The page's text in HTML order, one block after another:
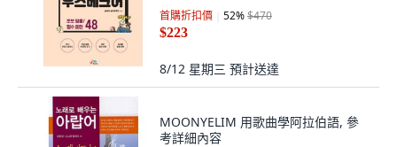
首購折扣價 52%$470
$223
8/12 星期三 預計送達
MOONYELIM 用歌曲學阿拉伯語, 參
考詳細內容